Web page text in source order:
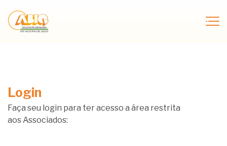
Login
Faça seu login para ter acesso a área restrita
aos Associados: